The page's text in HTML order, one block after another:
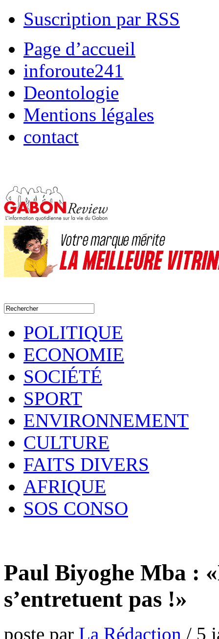
Suscription par RSS
Page d’accueil
inforoute241
Deontologie
Mentions légales
contact
POLITIQUE
ECONOMIE
SOCIÉTÉ
SPORT
ENVIRONNEMENT
CULTURE
FAITS DIVERS
AFRIQUE
SOS CONSO
Paul Biyoghe Mba :
s’entretuent pas !»
poste par La Rédaction / 5